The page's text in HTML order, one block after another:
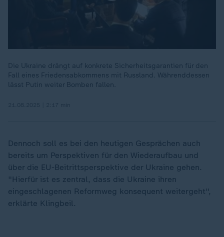
Die Ukraine drängt auf konkrete Sicherheitsgarantien für den
Fall eines Friedensabkommens mit Russland. Währenddessen
lässt Putin weiter Bomben fallen.
Dennoch soll es bei den heutigen Gesprächen auch
bereits um Perspektiven für den Wiederaufbau und
über die EU-Beitrittsperspektive der Ukraine gehen.
"Hierfür ist es zentral, dass die Ukraine ihren
eingeschlagenen Reformweg konsequent weitergeht",
erklärte Klingbeil.